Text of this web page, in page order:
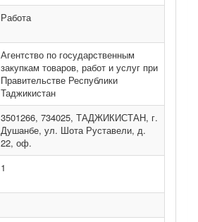
Работа
Агентство по государственным
закупкам товаров, работ и услуг при
Правительстве Республики
Таджикистан
3501266, 734025, ТАДЖИКИСТАН, г.
Душанбе, ул. Шота Руставели, д.
22, оф.
1